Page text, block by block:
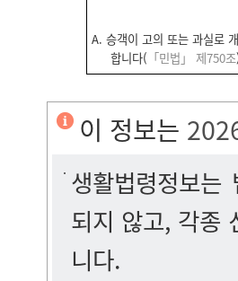
A. 승객이 고의 또는 과실로
합니다( 「민법」 제750조
이 정보는
생활법령정보
되지 않고, 각종
니다.